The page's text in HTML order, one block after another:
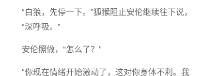
“白狼，先停一下。”狐猴阻止安伦继续往下说，
“深呼吸。”
安伦照做，“怎么了？”
“你现在情绪开始激动了，这对你身体不利。我